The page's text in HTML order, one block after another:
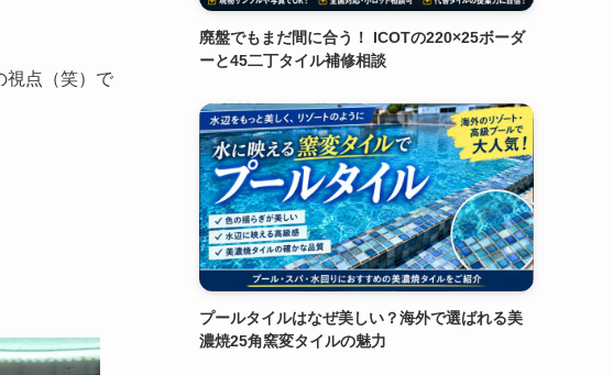
視点（笑）で
廃盤でもまだ間に合う！ ICOTの220×25ボーダ
ーと45二丁タイル補修相談
プールタイルはなぜ美しい？海外で選ばれる美
濃焼25角窯変タイルの魅力